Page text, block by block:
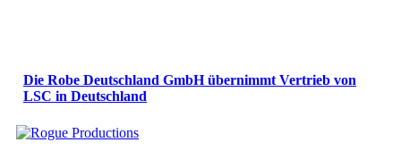
Die Robe Deutschland GmbH übernimmt Vertrieb von
LSC in Deutschland